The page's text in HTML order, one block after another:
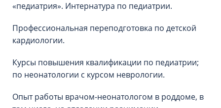
«педиатрия». Интернатура по педиатрии.
Профессиональная переподготовка по детской
кардиологии.
Курсы повышения квалификации по педиатрии;
по неонатологии с курсом неврологии.
Опыт работы врачом-неонатологом в роддоме, в